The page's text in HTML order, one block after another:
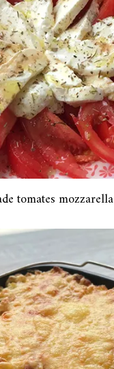
tomates mozzarella